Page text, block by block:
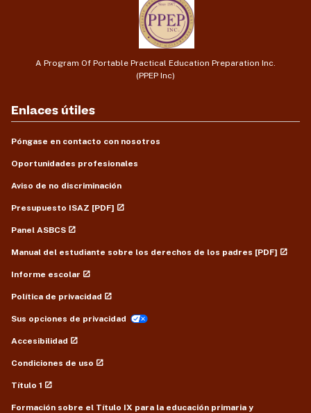
A Program Of Portable Practical Education Preparation Inc.
(PPEP Inc)
Enlaces útiles
Póngase en contacto con nosotros
Oportunidades profesionales
Aviso de no discriminación
Presupuesto ISAZ [PDF]
Panel ASBCS
Manual del estudiante sobre los derechos de los padres [PDF]
Informe escolar
Política de privacidad
Sus opciones de privacidad
Accesibilidad
Condiciones de uso
Título 1
Formación sobre el Título IX para la educación primaria y